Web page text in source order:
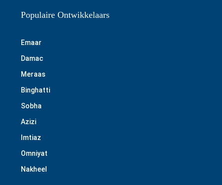
Populaire Ontwikkelaars
Emaar
Damac
Meraas
Binghatti
Sobha
Azizi
Imtiaz
Omniyat
Nakheel